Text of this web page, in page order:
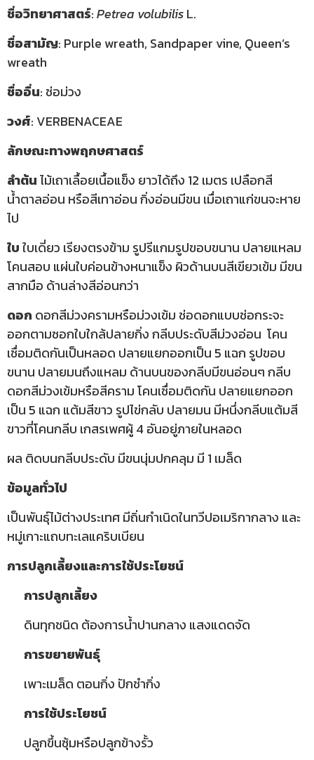
ชื่อวิทยาศาสตร์:Petrea volubilisL.
ชื่อสามัญ: Purple wreath, Sandpaper vine, Queen’s
wreath
ชื่ออื่น: ช่อม่วง
วงศ์: VERBENACEAE
ลักษณะทางพฤกษศาสตร์
ลำต้นไม้เถาเลื้อยเนื้อแข็ง ยาวได้ถึง 12 เมตร เปลือกสี
น้ำตาลอ่อน หรือสีเทาอ่อน กิ่งอ่อนมีขน เมื่อเถาแก่ขนจะหาย
ไป
ใบใบเดี่ยว เรียงตรงข้าม รูปรีแกมรูปขอบขนาน ปลายแหลม
โคนสอบ แผ่นใบค่อนข้างหนาแข็ง ผิวด้านบนสีเขียวเข้ม มีขน
สากมือ ด้านล่างสีอ่อนกว่า
ดอก ดอกสีม่วงครามหรือม่วงเข้ม ช่อดอกแบบช่อกระจะ
ออกตามซอกใบใกล้ปลายกิ่ง กลีบประดับสีม่วงอ่อน โคน
เชื่อมติดกันเป็นหลอด ปลายแยกออกเป็น 5 แฉก รูปขอบ
ขนาน ปลายมนถึงแหลม ด้านบนของกลีบมีขนอ่อนๆ กลีบ
ดอกสีม่วงเข้มหรือสีคราม โคนเชื่อมติดกัน ปลายแยกออก
เป็น 5 แฉก แต้มสีขาว รูปไข่กลับ ปลายมน มีหนึ่งกลีบแต้มสี
ขาวที่โคนกลีบ เกสรเพศผู้ 4 อันอยู่ภายในหลอด
ผล ติดบนกลีบประดับ มีขนนุ่มปกคลุม มี 1 เมล็ด
ข้อมูลทั่วไป
เป็นพันธุ์ไม้ต่างประเทศ มีถิ่นกำเนิดในทวีปอเมริกากลาง และ
หมู่เกาะแถบทะเลแคริบเบียน
การปลูกเลี้ยงและการใช้ประโยชน์
การปลูกเลี้ยง
ดินทุกชนิด ต้องการน้ำปานกลาง แสงแดดจัด
การขยายพันธุ์
เพาะเมล็ด ตอนกิ่ง ปักชำกิ่ง
การใช้ประโยชน์
ปลูกขึ้นซุ้มหรือปลูกข้างรั้ว